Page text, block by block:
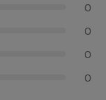
0
0
0
0